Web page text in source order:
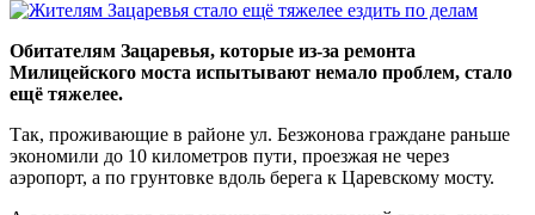
Обитателям Зацаревья, которые из-за ремонта
Милицейского моста испытывают немало проблем, стало
ещё тяжелее.
Так, проживающие в районе ул. Безжонова граждане раньше
экономили до 10 километров пути, проезжая не через
аэропорт, а по грунтовке вдоль берега к Царевскому мосту.